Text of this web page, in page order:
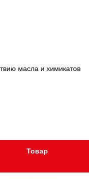
масла и химикатов
Товар